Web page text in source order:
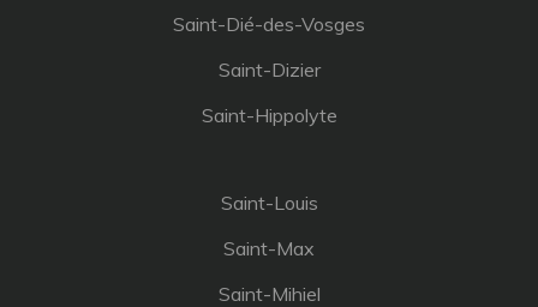
Saint-Dié-des-Vosges
Saint-Dizier
Saint-Hippolyte
Saint-Louis
Saint-Max
Saint-Mihiel